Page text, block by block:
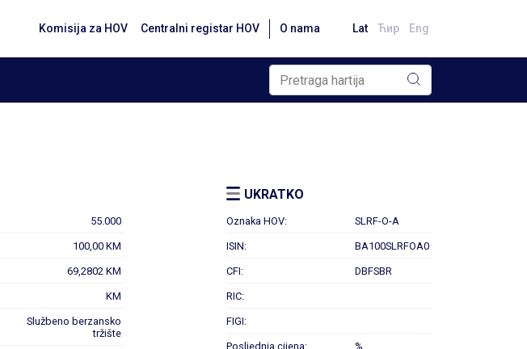
Komisija za HOV Centralni registar HOV O nama Lat Ћир Eng
55.000
100,00 KM
69,2802 KM
KM
Službeno berzansko
tržište
UKRATKO
Oznaka HOV: SLRF-O-A
ISIN: BA100SLRFOA0
CFI: DBFSBR
RIC:
FIGI:
Posljednja cijena: %